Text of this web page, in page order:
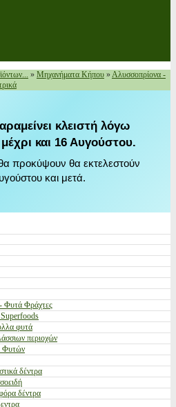
» Μηχανήματα Κήπου »Αλυσσοπρίονα -
κλειστή λόγω
και 16 Αυγούστου.
προκύψουν θα εκτελεστούν
και μετά.
Φυτά Φράχτες
φυτά
περιοχών
Φυτών
δέντρα
δέντρα